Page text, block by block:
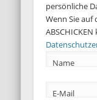
persönliche
Wenn Sie auf
Name
E-Mail